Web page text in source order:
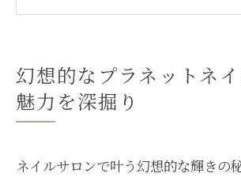
話題のネイルサロン技術で光る
ト術
説
幻想的なプラネットネ
魅力を深掘り
ネイルサロンで叶う幻想的な輝きの